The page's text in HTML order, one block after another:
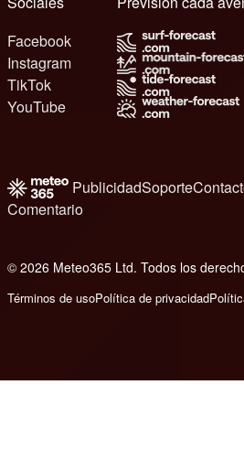
Facebook
Instagram
TikTok
YouTube
PublicidadSoporte
Comentario
© 2026 Meteo365 Ltd. Todos los
Términos de usoPolítica de privacidad